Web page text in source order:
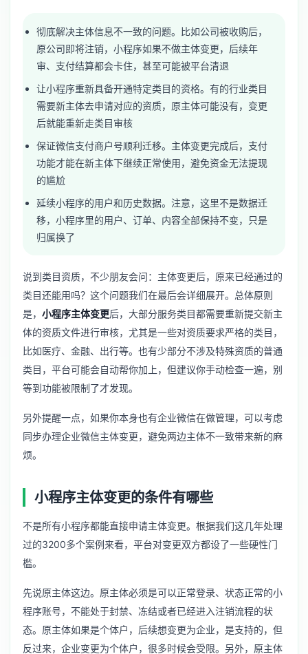
彻底解决主体信息不一致的问题。比如公司被收购后，
原公司即将注销，小程序如果不做主体变更，后续年
审、支付结算都会卡住，甚至可能被平台清退
让小程序重新具备开通特定类目的资格。有的行业类目
需要新主体去申请对应的资质，原主体可能没有，变更
后就能重新走类目审核
保证微信支付商户号顺利迁移。主体变更完成后，支付
功能才能在新主体下继续正常使用，避免资金无法提现
的尴尬
延续小程序的用户和历史数据。注意，这里不是数据迁
移，小程序里的用户、订单、内容全部保持不变，只是
归属换了
说到类目资质，不少朋友会问：主体变更后，原来已经通过的
类目还能用吗？这个问题我们在最后会详细展开。总体原则
是， 小程序主体变更后，大部分服务类目都需要重新提交新主
体的资质文件进行审核，尤其是一些对资质要求严格的类目，
比如医疗、金融、出行等。也有少部分不涉及特殊资质的普通
类目，平台可能会自动帮你加上，但建议你手动检查一遍，别
等到功能被限制了才发现。
另外提醒一点，如果你本身也有企业微信在做管理，可以考虑
同步办理企业微信主体变更，避免两边主体不一致带来新的麻
烦。
小程序主体变更的条件有哪些
不是所有小程序都能直接申请主体变更。根据我们这几年处理
过的3200多个案例来看，平台对变更双方都设了一些硬性门
槛。
先说原主体这边。原主体必须是可以正常登录、状态正常的小
程序账号，不能处于封禁、冻结或者已经进入注销流程的状
态。原主体如果是个体户，后续想变更为企业，是支持的，但
反过来，企业变更为个体户，很多时候会受限。另外，原主体